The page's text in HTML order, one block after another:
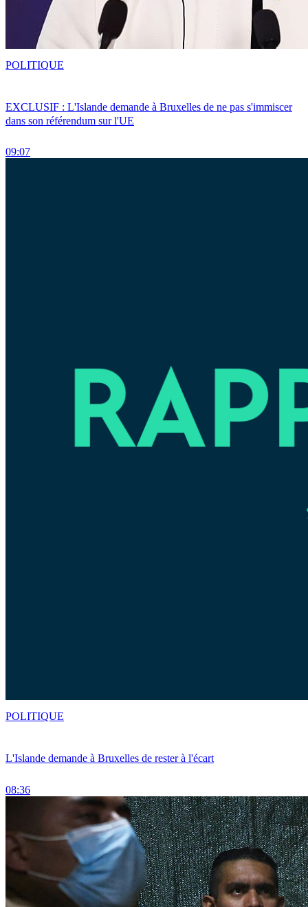
EXCLUSIF : L'Islande demande à Bruxelles de ne pas s'immiscer
dans son référendum sur l'UE
09:07
POLITIQUE
L'Islande demande à Bruxelles de rester à l'écart
08:36
POLITIQUE